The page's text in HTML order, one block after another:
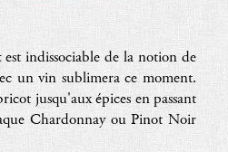
est indissociable de la notion de
un vin sublimera ce moment.
jusqu'aux épices en passant
Chardonnay ou Pinot Noir